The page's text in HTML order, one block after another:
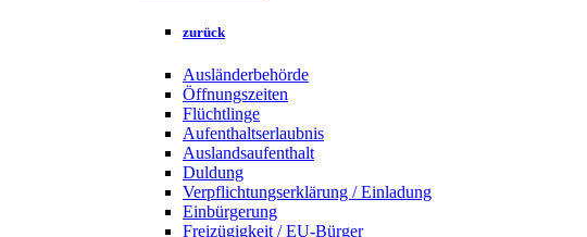
zurück
Ausländerbehörde
Öffnungszeiten
Flüchtlinge
Aufenthaltserlaubnis
Auslandsaufenthalt
Duldung
Verpflichtungserklärung / Einladung
Einbürgerung
Freizügigkeit / EU-Bürger